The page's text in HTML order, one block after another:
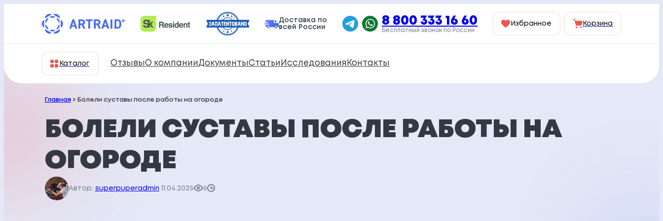
содержимому
Доставка по
всей России
8 800 333 16 60
Бесплатный звонок по России
Избранное Корзина
Каталог Отзывы О компании Документы Статьи Исследования Контакты
Главная> Болели суставы после работы на огороде
БОЛЕЛИ СУСТАВЫ ПОСЛЕ РАБОТЫ НА
ОГОРОДЕ
Автор: superpuperadmin 11.04.2025 6